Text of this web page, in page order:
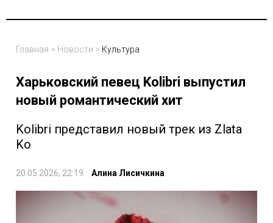
Главная > Новости > Культура
Харьковский певец Kolibri выпустил
новый романтический хит
Kolibri представил новый трек из Zlata
Ko
20.05.2026, 22:19 Алина Лисичкина